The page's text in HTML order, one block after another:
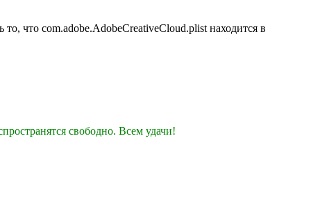
что com.adobe.AdobeCreativeCloud.plist находится в
свободно. Всем удачи!